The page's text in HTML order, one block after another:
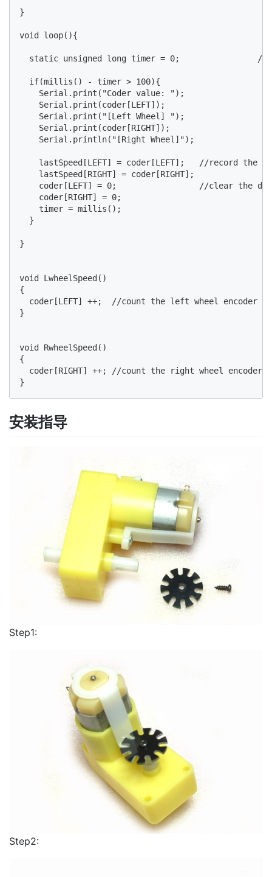
}
void loop(){
static unsigned long timer = 0;                //
  if(millis() - timer > 100){
    Serial.print("Coder value: ");
    Serial.print(coder[LEFT]);
    Serial.print("[Left Wheel] ");
    Serial.print(coder[RIGHT]);
    Serial.println("[Right Wheel]");
lastSpeed[LEFT] = coder[LEFT];   //record the
    lastSpeed[RIGHT] = coder[RIGHT];
coder[LEFT] = 0;                 //clear the
    coder[RIGHT] = 0;
    timer = millis();
  }
}
void LwheelSpeed()
{
coder[LEFT] ++;  //count the left wheel encoder
}
void RwheelSpeed()
{
coder[RIGHT] ++; //count the right wheel encoder
安装指导
Step1:
Step2: